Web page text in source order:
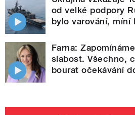
od velké podpory
bylo varování, míní
Farna:
slabost. Všechno,
bourat očekávání